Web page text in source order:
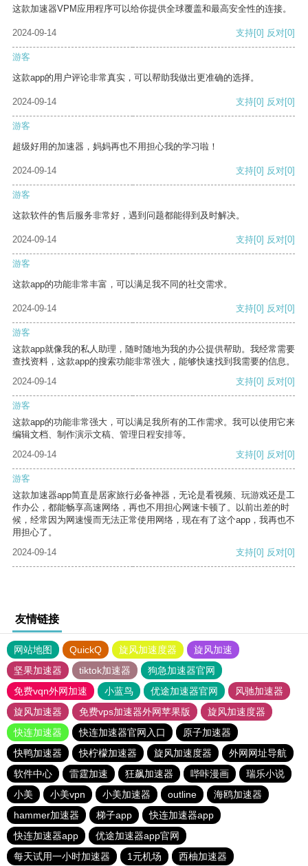
这款加速器VPM应用程序可以给你提供全球覆盖和最高安全性的连接。
2024-09-14 支持[0] 反对[0]
游客
这款app的用户评论非常真实，可以帮助我做出更准确的选择。
2024-09-14 支持[0] 反对[0]
游客
超级好用的加速器，妈妈再也不用担心我的学习啦！
2024-09-14 支持[0] 反对[0]
游客
这款软件的售后服务非常好，遇到问题都能得到及时解决。
2024-09-14 支持[0] 反对[0]
游客
这款app的功能非常丰富，可以满足我不同的社交需求。
2024-09-14 支持[0] 反对[0]
游客
这款app就像我的私人助理，随时随地为我的办公提供帮助。我经常需要
查找资料，这款app的搜索功能非常强大，能够快速找到我需要的信息。
2024-09-14
支持[0] 反对[0]
游客
这款app的功能非常强大，可以满足我所有的工作需求。我可以使用它来
编辑文档、制作演示文稿、管理日程安排等。
2024-09-14
支持[0] 反对[0]
游客
这款加速器app简直是居家旅行必备神器，无论是看视频、玩游戏还是工
作办公，都能畅享高速网络，再也不用担心网速卡顿了。以前出差的时
候，经常因为网速慢而无法正常使用网络，现在有了这个app，我再也不
用担心了。
2024-09-14
支持[0] 反对[0]
友情链接
网站地图 QuickQ 旋风加速度器
旋风加速
坚果加速器
tiktok加速器
狗急加速器官网
免费vqn外网加速
小蓝鸟 优途加速器官网
风驰加速器
旋风加速器
免费vps加速器外网苹果版
旋风加速度器
快连加速器
快连加速器官网入口
原子加速器
快鸭加速器
快柠檬加速器 旋风加速度器
外网网址导航
软件中心
雷霆加速 狂飙加速器 哔咔漫画
瑞乐小说
小美
小美vpn 小美加速器 outline
海鸥加速器
hammer加速器
梯子app
快连加速器app
快连加速器app
优途加速器app官网
每天试用一小时加速器
1元机场 西柚加速器